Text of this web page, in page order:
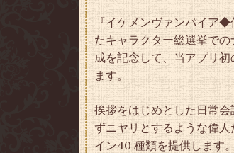
『イケメンヴァンパイア
たキャラクター総選挙で
成を記念して、当アプリ
ます。
挨拶をはじめとした日常
ずニヤリとするような偉
イン40 種類を提供します。